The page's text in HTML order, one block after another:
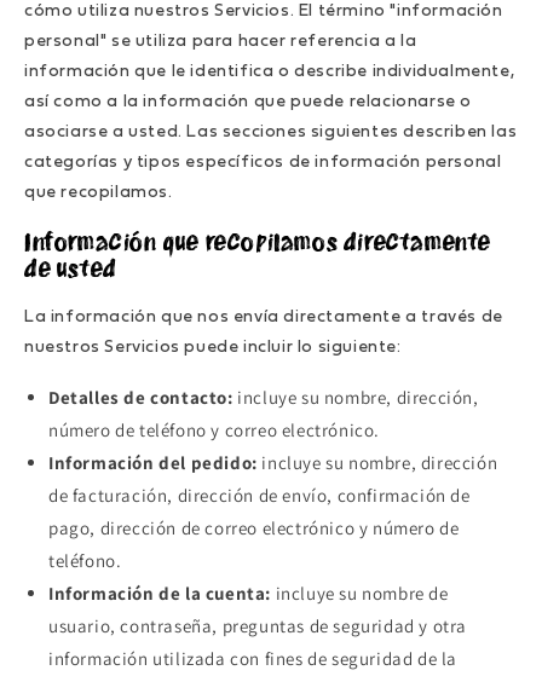
cómo utiliza nuestros Servicios. El término "información
personal" se utiliza para hacer referencia a la
información que le identifica o describe individualmente,
así como a la información que puede relacionarse o
asociarse a usted. Las secciones siguientes describen las
categorías y tipos específicos de información personal
que recopilamos.
Información que recopilamos directamente
de usted
La información que nos envía directamente a través de
nuestros Servicios puede incluir lo siguiente:
Detalles de contacto: incluye su nombre, dirección,
número de teléfono y correo electrónico.
Información del pedido: incluye su nombre, dirección
de facturación, dirección de envío, confirmación de
pago, dirección de correo electrónico y número de
teléfono.
Información de la cuenta: incluye su nombre de
usuario, contraseña, preguntas de seguridad y otra
información utilizada con fines de seguridad de la